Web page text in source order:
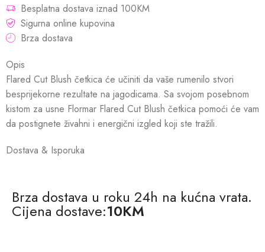
Besplatna dostava iznad 100KM
Sigurna online kupovina
Brza dostava
Opis
Flared Cut Blush četkica će učiniti da vaše rumenilo stvori
besprijekorne rezultate na jagodicama. Sa svojom posebnom
kistom za usne Flormar Flared Cut Blush četkica pomoći će vam
da postignete živahni i energični izgled koji ste tražili.
Dostava & Isporuka
Brza dostava u roku 24h na kućna vrata.
Cijena dostave:10KM